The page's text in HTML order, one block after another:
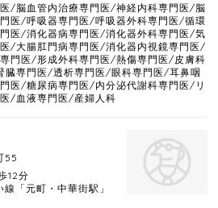
/脳血管内治療専門医/神経内科専門医/脳
医/呼吸器専門医/呼吸器外科専門医/循環
医/消化器病専門医/消化器外科専門医/気
/大腸肛門病専門医/消化器内視鏡専門医/
門医/形成外科専門医/熱傷専門医/皮膚科
臓専門医/透析専門医/眼科専門医/耳鼻咽
医/糖尿病専門医/内分泌代謝科専門医/リ
/血液専門医/産婦人科
55
12分
「元町・中華街駅」